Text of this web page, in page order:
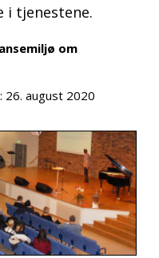
i tjenestene.
om
26. august 2020